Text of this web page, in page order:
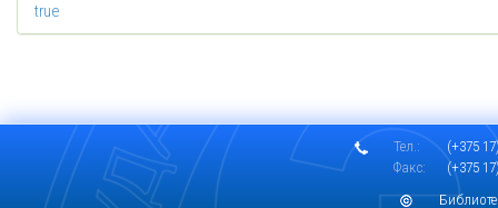
true
Тел.:
(+375
Факс:
(+375